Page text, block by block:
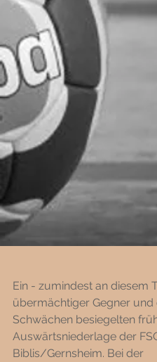
Ein - zumindest an diesem
übermächtiger Gegner und
Schwächen besiegelten
Auswärtsniederlage der
Biblis/Gernsheim. Bei der